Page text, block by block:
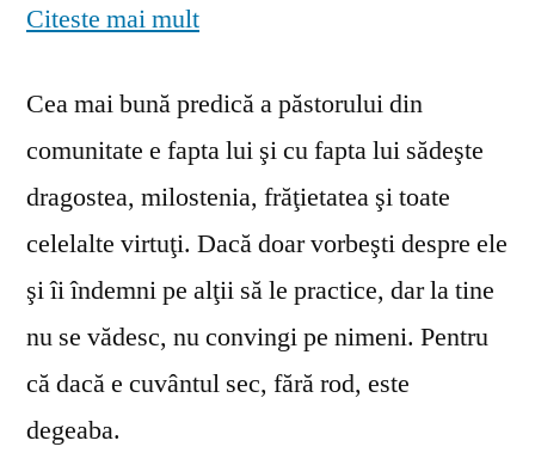
Citeste mai mult
Cea mai bună predică a păstorului din
comunitate e fapta lui şi cu fapta lui sădeşte
dragostea, milostenia, frăţietatea şi toate
celelalte virtuţi. Dacă doar vorbeşti despre ele
şi îi îndemni pe alţii să le practice, dar la tine
nu se vă­desc, nu convingi pe nimeni. Pentru
că dacă e cuvântul sec, fără rod, este
degeaba.